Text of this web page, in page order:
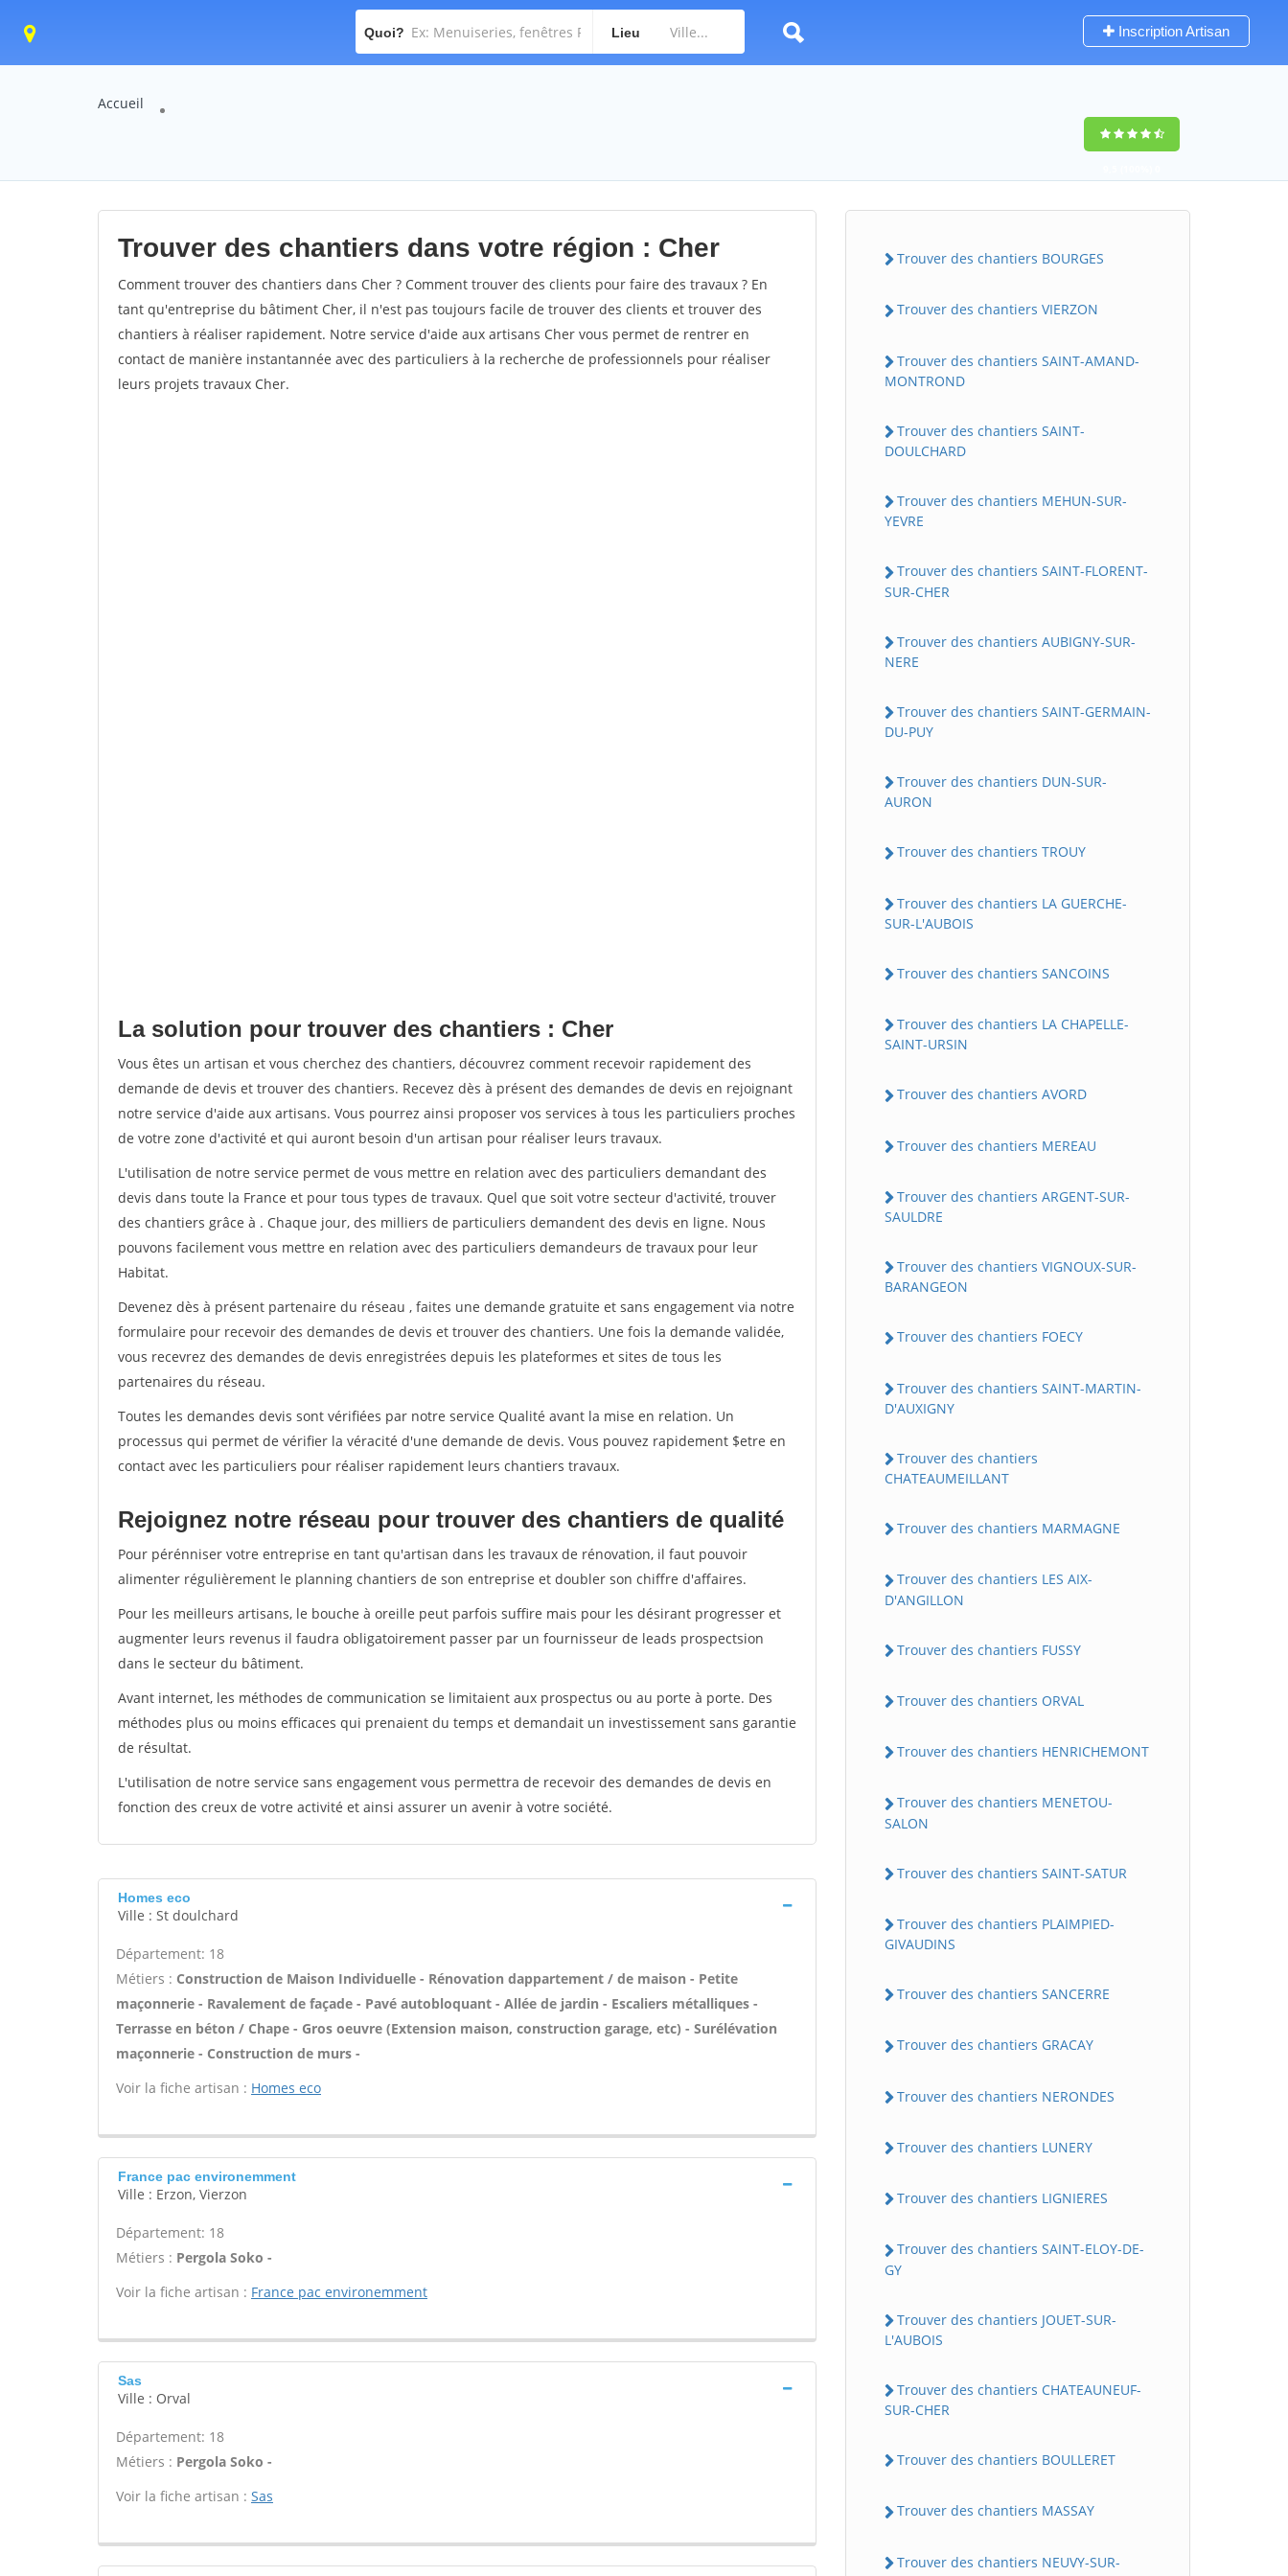
Quoi? Lieu Inscription Artisan
Accueil
Trouver des chantiers dans votre région : Cher
Comment trouver des chantiers dans Cher ? Comment trouver des clients pour faire des travaux ? En
tant qu'entreprise du bâtiment Cher, il n'est pas toujours facile de trouver des clients et trouver des
chantiers à réaliser rapidement. Notre service d'aide aux artisans Cher vous permet de rentrer en
contact de manière instantannée avec des particuliers à la recherche de professionnels pour réaliser
leurs projets travaux Cher.
La solution pour trouver des chantiers : Cher
Vous êtes un artisan et vous cherchez des chantiers, découvrez comment recevoir rapidement des
demande de devis et trouver des chantiers. Recevez dès à présent des demandes de devis en rejoignant
notre service d'aide aux artisans. Vous pourrez ainsi proposer vos services à tous les particuliers proches
de votre zone d'activité et qui auront besoin d'un artisan pour réaliser leurs travaux.
L'utilisation de notre service permet de vous mettre en relation avec des particuliers demandant des
devis dans toute la France et pour tous types de travaux. Quel que soit votre secteur d'activité, trouver
des chantiers grâce à . Chaque jour, des milliers de particuliers demandent des devis en ligne. Nous
pouvons facilement vous mettre en relation avec des particuliers demandeurs de travaux pour leur
Habitat.
Devenez dès à présent partenaire du réseau , faites une demande gratuite et sans engagement via notre
formulaire pour recevoir des demandes de devis et trouver des chantiers. Une fois la demande validée,
vous recevrez des demandes de devis enregistrées depuis les plateformes et sites de tous les
partenaires du réseau.
Toutes les demandes devis sont vérifiées par notre service Qualité avant la mise en relation. Un
processus qui permet de vérifier la véracité d'une demande de devis. Vous pouvez rapidement $etre en
contact avec les particuliers pour réaliser rapidement leurs chantiers travaux.
Rejoignez notre réseau pour trouver des chantiers de qualité
Pour pérénniser votre entreprise en tant qu'artisan dans les travaux de rénovation, il faut pouvoir
alimenter régulièrement le planning chantiers de son entreprise et doubler son chiffre d'affaires.
Pour les meilleurs artisans, le bouche à oreille peut parfois suffire mais pour les désirant progresser et
augmenter leurs revenus il faudra obligatoirement passer par un fournisseur de leads prospectsion
dans le secteur du bâtiment.
Avant internet, les méthodes de communication se limitaient aux prospectus ou au porte à porte. Des
méthodes plus ou moins efficaces qui prenaient du temps et demandait un investissement sans garantie
de résultat.
L'utilisation de notre service sans engagement vous permettra de recevoir des demandes de devis en
fonction des creux de votre activité et ainsi assurer un avenir à votre société.
Homes eco
Ville : St doulchard
Département: 18
Métiers : Construction de Maison Individuelle - Rénovation dappartement / de maison - Petite
maçonnerie - Ravalement de façade - Pavé autobloquant - Allée de jardin - Escaliers métalliques -
Terrasse en béton / Chape - Gros oeuvre (Extension maison, construction garage, etc) - Surélévation
maçonnerie - Construction de murs -
Voir la fiche artisan : Homes eco
France pac environemment
Ville : Erzon, Vierzon
Département: 18
Métiers : Pergola Soko -
Voir la fiche artisan : France pac environemment
Sas
Ville : Orval
Département: 18
Métiers : Pergola Soko -
Voir la fiche artisan : Sas
Trouver des chantiers BOURGES
Trouver des chantiers VIERZON
Trouver des chantiers SAINT-AMAND-
MONTROND
Trouver des chantiers SAINT-
DOULCHARD
Trouver des chantiers MEHUN-SUR-
YEVRE
Trouver des chantiers SAINT-FLORENT-
SUR-CHER
Trouver des chantiers AUBIGNY-SUR-
NERE
Trouver des chantiers SAINT-GERMAIN-
DU-PUY
Trouver des chantiers DUN-SUR-
AURON
Trouver des chantiers TROUY
Trouver des chantiers LA GUERCHE-
SUR-L'AUBOIS
Trouver des chantiers SANCOINS
Trouver des chantiers LA CHAPELLE-
SAINT-URSIN
Trouver des chantiers AVORD
Trouver des chantiers MEREAU
Trouver des chantiers ARGENT-SUR-
SAULDRE
Trouver des chantiers VIGNOUX-SUR-
BARANGEON
Trouver des chantiers FOECY
Trouver des chantiers SAINT-MARTIN-
D'AUXIGNY
Trouver des chantiers
CHATEAUMEILLANT
Trouver des chantiers MARMAGNE
Trouver des chantiers LES AIX-
D'ANGILLON
Trouver des chantiers FUSSY
Trouver des chantiers ORVAL
Trouver des chantiers HENRICHEMONT
Trouver des chantiers MENETOU-
SALON
Trouver des chantiers SAINT-SATUR
Trouver des chantiers PLAIMPIED-
GIVAUDINS
Trouver des chantiers SANCERRE
Trouver des chantiers GRACAY
Trouver des chantiers NERONDES
Trouver des chantiers LUNERY
Trouver des chantiers LIGNIERES
Trouver des chantiers SAINT-ELOY-DE-
GY
Trouver des chantiers JOUET-SUR-
L'AUBOIS
Trouver des chantiers CHATEAUNEUF-
SUR-CHER
Trouver des chantiers BOULLERET
Trouver des chantiers MASSAY
Trouver des chantiers NEUVY-SUR-